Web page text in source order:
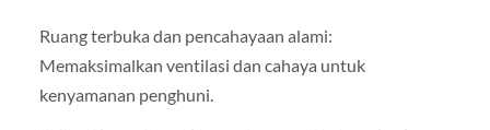
Ruang terbuka dan pencahayaan alami:
Memaksimalkan ventilasi dan cahaya untuk
kenyamanan penghuni.